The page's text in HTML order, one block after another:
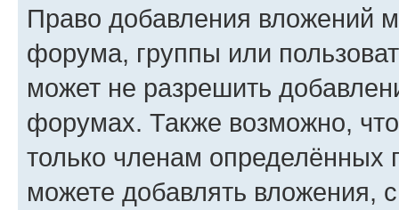
Право добавления вложений
форума, группы или
может не разрешить
форумах. Также возможно,
только членам определённых
можете добавлять вложения,